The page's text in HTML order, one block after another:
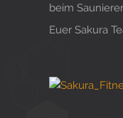
beim
Euer Sakura